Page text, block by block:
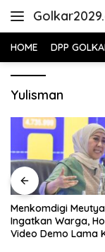
HOME DPP
Yulisman
Menkomdigi
Ingatkan Warga,
Video Demo Lama